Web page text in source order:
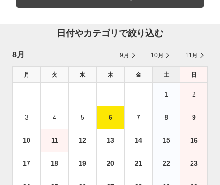
日付やカテゴリで絞り込む
8月 9月 10月 11月
月 火 水 木 金 土 日
1 2
3 4 5 6 7 8 9
10 11 12 13 14 15 16
17 18 19 20 21 22 23